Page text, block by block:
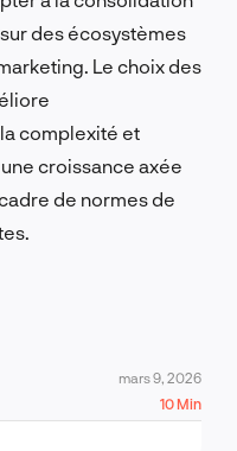
des écosystèmes
Le choix des
complexité et
croissance axée
de normes de
mars 9, 2026
10 Min